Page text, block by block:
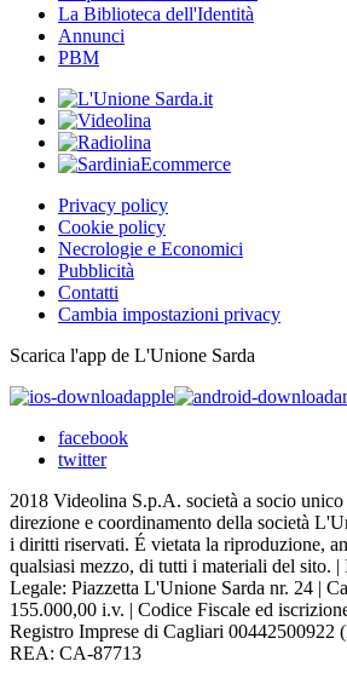
La Biblioteca dell'Identità
Annunci
PBM
Privacy policy
Cookie policy
Necrologie e Economici
Pubblicità
Contatti
Cambia impostazioni privacy
Scarica l'app de L'Unione Sarda
apple
facebook
twitter
2018 Videolina S.p.A. società a socio
direzione e coordinamento della società
i diritti riservati. É vietata la riproduzione,
qualsiasi mezzo, di tutti i materiali del sito.
Legale: Piazzetta L'Unione Sarda nr. 24 |
155.000,00 i.v. | Codice Fiscale ed
Registro Imprese di Cagliari 00442500922
REA: CA-87713